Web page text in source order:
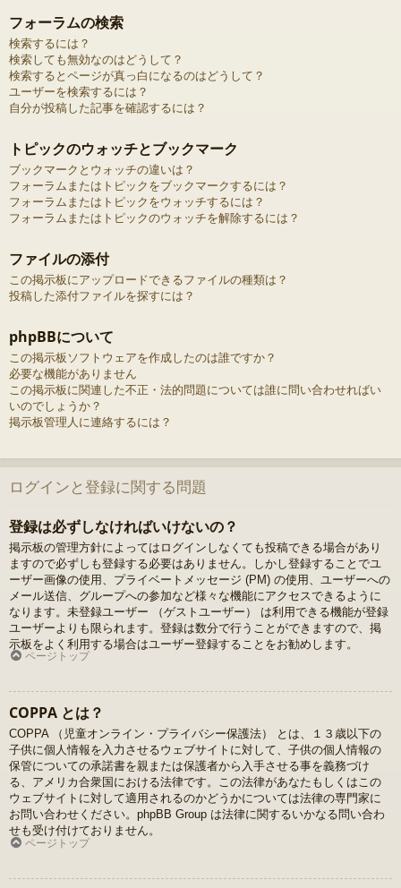
フォーラムの検索
検索するには？
検索しても無効なのはどうして？
検索するとページが真っ白になるのはどうして？
ユーザーを検索するには？
自分が投稿した記事を確認するには？
トピックのウォッチとブックマーク
ブックマークとウォッチの違いは？
フォーラムまたはトピックをブックマークするには？
フォーラムまたはトピックをウォッチするには？
フォーラムまたはトピックのウォッチを解除するには？
ファイルの添付
この掲示板にアップロードできるファイルの種類は？
投稿した添付ファイルを探すには？
phpBBについて
この掲示板ソフトウェアを作成したのは誰ですか？
必要な機能がありません
この掲示板に関連した不正・法的問題については誰に問い合わせればい
いのでしょうか？
掲示板管理人に連絡するには？
ログインと登録に関する問題
登録は必ずしなければいけないの？
掲示板の管理方針によってはログインしなくても投稿できる場合があり
ますので必ずしも登録する必要はありません。しかし登録することでユ
ーザー画像の使用、プライベートメッセージ (PM) の使用、ユーザーへの
メール送信、グループへの参加など様々な機能にアクセスできるように
なります。未登録ユーザー （ゲストユーザー） は利用できる機能が登録
ユーザーよりも限られます。登録は数分で行うことができますので、掲
示板をよく利用する場合はユーザー登録することをお勧めします。
ページトップ
COPPA とは？
COPPA （児童オンライン・プライバシー保護法） とは、１３歳以下の
子供に個人情報を入力させるウェブサイトに対して、子供の個人情報の
保管についての承諾書を親または保護者から入手させる事を義務づけ
る、アメリカ合衆国における法律です。この法律があなたもしくはこの
ウェブサイトに対して適用されるのかどうかについては法律の専門家に
お問い合わせください。phpBB Group は法律に関するいかなる問い合わ
せも受け付けておりません。
ページトップ